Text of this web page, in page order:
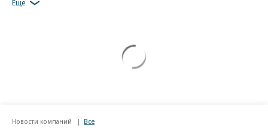
Еще
Новости компаний Все